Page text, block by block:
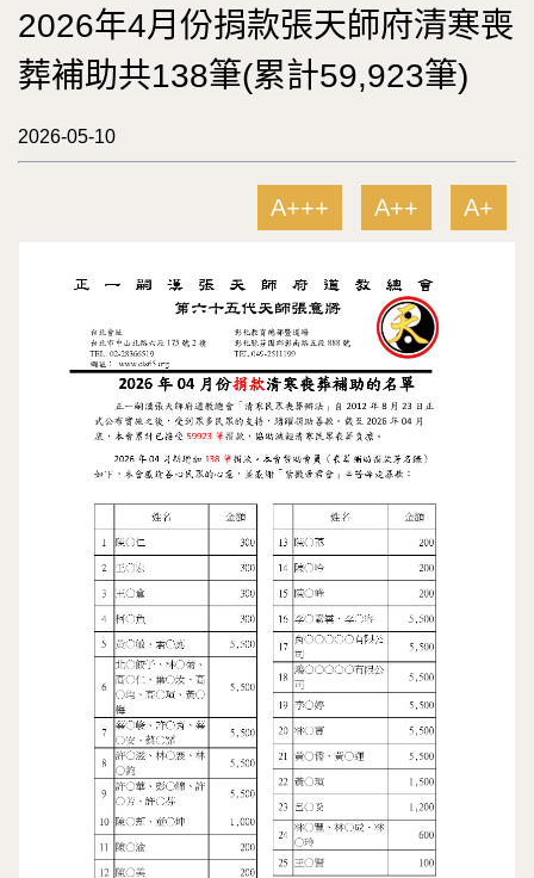
2026年4月份捐款張天師府清寒喪
葬補助共138筆(累計59,923筆)
2026-05-10
A+++ A++ A+